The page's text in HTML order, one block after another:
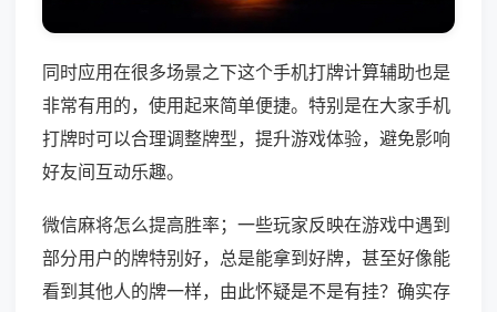
同时应用在很多场景之下这个手机打牌计算辅助也是
非常有用的，使用起来简单便捷。特别是在大家手机
打牌时可以合理调整牌型，提升游戏体验，避免影响
好友间互动乐趣。
微信麻将怎么提高胜率；一些玩家反映在游戏中遇到
部分用户的牌特别好，总是能拿到好牌，甚至好像能
看到其他人的牌一样，由此怀疑是不是有挂？确实存